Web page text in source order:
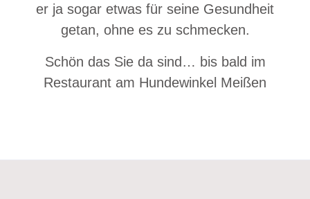
er ja sogar etwas für seine Gesundheit
getan, ohne es zu schmecken.
Schön das Sie da sind… bis bald im
Restaurant am Hundewinkel Meißen